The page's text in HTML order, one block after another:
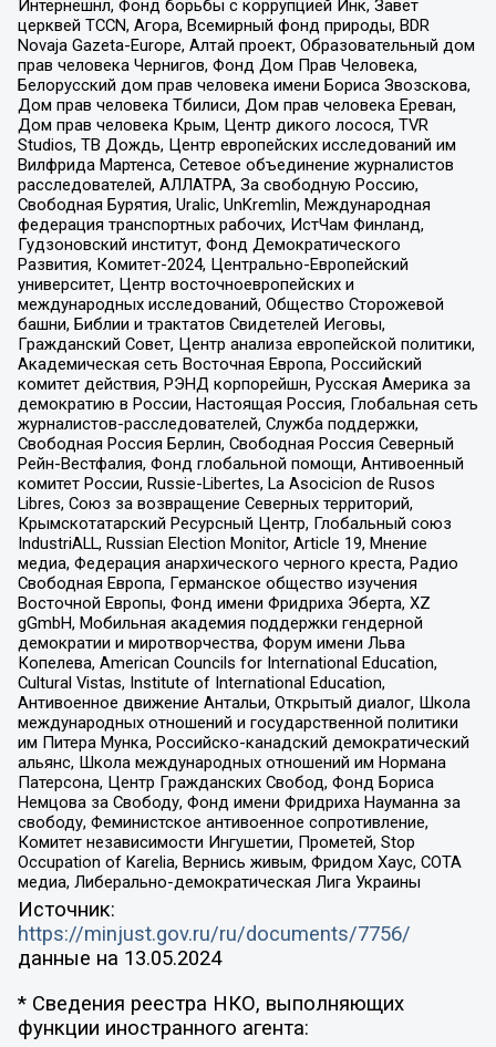
Интернешнл, Фонд борьбы с коррупцией Инк, Завет
церквей TCCN, Агора, Всемирный фонд природы, BDR
Novaja Gazeta-Europe, Алтай проект, Образовательный дом
прав человека Чернигов, Фонд Дом Прав Человека,
Белорусский дом прав человека имени Бориса Звозскова,
Дом прав человека Тбилиси, Дом прав человека Ереван,
Дом прав человека Крым, Центр дикого лосося, TVR
Studios, ТВ Дождь, Центр европейских исследований им
Вилфрида Мартенса, Сетевое объединение журналистов
расследователей, АЛЛАТРА, За свободную Россию,
Свободная Бурятия, Uralic, UnKremlin, Международная
федерация транспортных рабочих, ИстЧам Финланд,
Гудзоновский институт, Фонд Демократического
Развития, Комитет-2024, Центрально-Европейский
университет, Центр восточноевропейских и
международных исследований, Общество Сторожевой
башни, Библии и трактатов Свидетелей Иеговы,
Гражданский Совет, Центр анализа европейской политики,
Академическая сеть Восточная Европа, Российский
комитет действия, РЭНД корпорейшн, Русская Америка за
демократию в России, Настоящая Россия, Глобальная сеть
журналистов-расследователей, Служба поддержки,
Свободная Россия Берлин, Свободная Россия Северный
Рейн-Вестфалия, Фонд глобальной помощи, Антивоенный
комитет России, Russie-Libertes, La Asocicion de Rusos
Libres, Союз за возвращение Северных территорий,
Крымскотатарский Ресурсный Центр, Глобальный союз
IndustriALL, Russian Election Monitor, Article 19, Мнение
медиа, Федерация анархического черного креста, Радио
Свободная Европа, Германское общество изучения
Восточной Европы, Фонд имени Фридриха Эберта, XZ
gGmbH, Мобильная академия поддержки гендерной
демократии и миротворчества, Форум имени Льва
Копелева, American Councils for International Education,
Cultural Vistas, Institute of International Education,
Антивоенное движение Антальи, Открытый диалог, Школа
международных отношений и государственной политики
им Питера Мунка, Российско-канадский демократический
альянс, Школа международных отношений им Нормана
Патерсона, Центр Гражданских Свобод, Фонд Бориса
Немцова за Свободу, Фонд имени Фридриха Науманна за
свободу, Феминистское антивоенное сопротивление,
Комитет независимости Ингушетии, Прометей, Stop
Occupation of Karelia, Вернись живым, Фридом Хаус, СОТА
медиа, Либерально-демократическая Лига Украины
Источник:
https://minjust.gov.ru/ru/documents/7756/
данные на 13.05.2024
* Сведения реестра НКО, выполняющих
функции иностранного агента: